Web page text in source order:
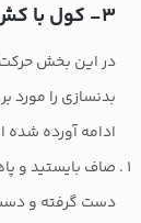
۳- کول با کش
در این بخش
بدنسازی را
ادامه آورده
صاف بایستید و
دست گرفته و دست